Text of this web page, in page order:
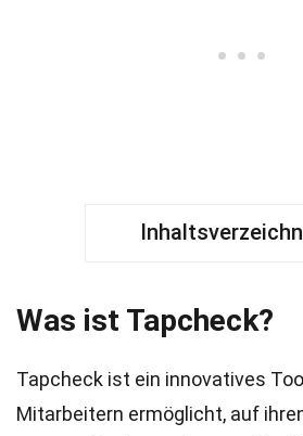
Was ist Tapcheck?
Tapcheck ist ein innovatives
Mitarbeitern ermöglicht, auf